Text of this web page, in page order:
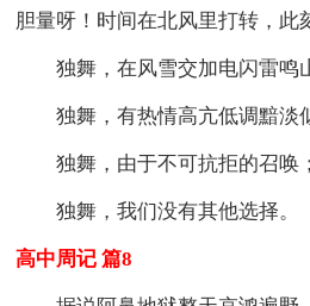
胆量呀！时间在北风里打转，此
独舞，在风雪交加电闪雷鸣
独舞，有热情高亢低调黯淡
独舞，由于不可抗拒的召唤；
独舞，我们没有其他选择。
高中周记 篇8